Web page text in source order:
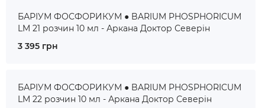
БАРІУМ ФОСФОРИКУМ ● BARIUM PHOSPHORICUM
LM 21 розчин 10 мл - Аркана Доктор Северін
3 395 грн
БАРІУМ ФОСФОРИКУМ ● BARIUM PHOSPHORICUM
LM 22 розчин 10 мл - Аркана Доктор Северін